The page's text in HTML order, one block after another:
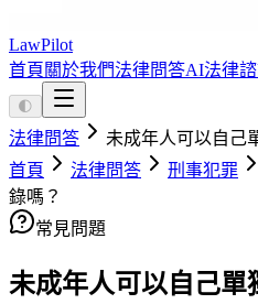
LawPilot
首頁 關於我們法律問答AI法律
🌓
法律問答
未成年人可以自己
首頁
法律問答 刑事犯罪
錄嗎？
常見問題
未成年人可以自己單